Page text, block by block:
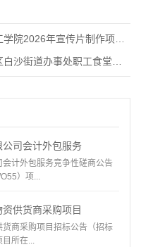
年宣传片制作项目竞争性磋商
办事处职工食堂食材配送项目-竞
司会计外包服务
计外包服务竞争性磋商公告
）项...
供货商采购项目
商采购项目招标公告（招标
目所在...